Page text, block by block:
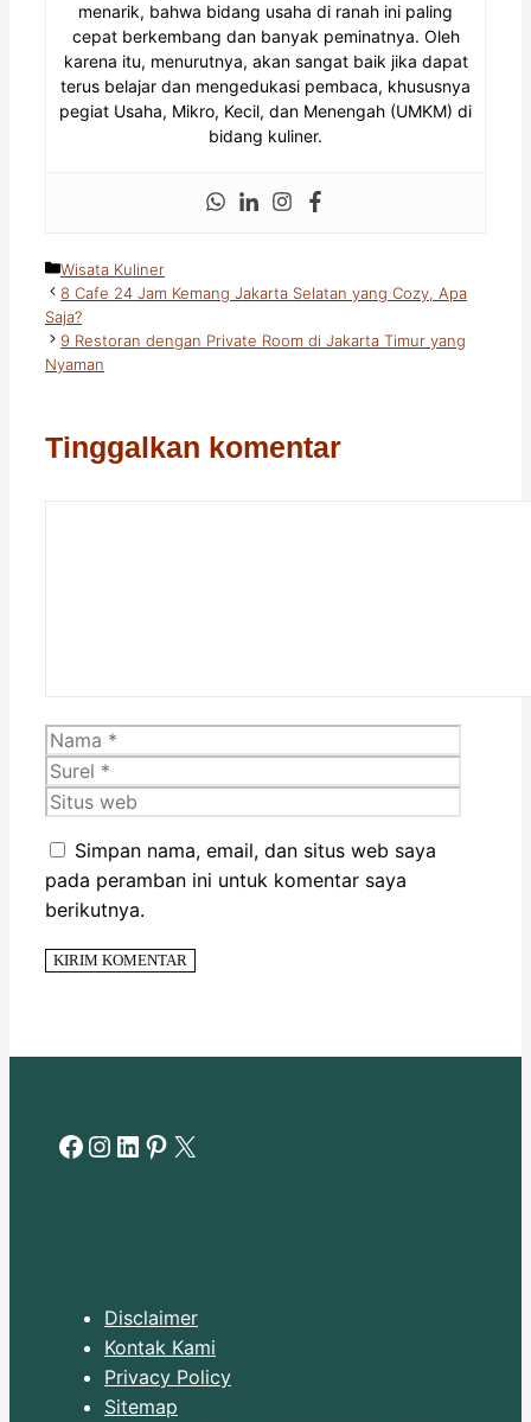
menarik, bahwa bidang usaha di ranah ini paling
cepat berkembang dan banyak peminatnya. Oleh
karena itu, menurutnya, akan sangat baik jika dapat
terus belajar dan mengedukasi pembaca, khususnya
pegiat Usaha, Mikro, Kecil, dan Menengah (UMKM) di
bidang kuliner.
Kategori
Wisata Kuliner
8 Cafe 24 Jam Kemang Jakarta Selatan yang Cozy, Apa
Saja?
9 Restoran dengan Private Room di Jakarta Timur yang
Nyaman
Tinggalkan komentar
Nama
Simpan nama, email, dan situs web saya
pada peramban ini untuk komentar saya
berikutnya.
Facebook
Instagram
LinkedIn
Pinterest
X
Disclaimer
Kontak Kami
Privacy Policy
Sitemap